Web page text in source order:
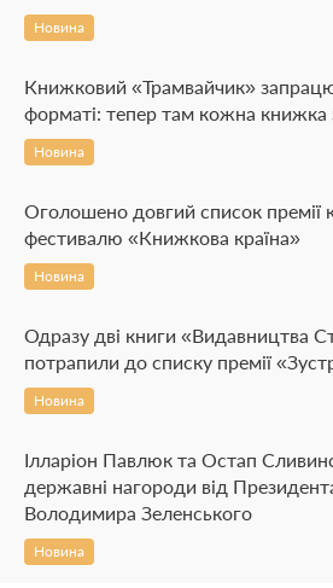
Новина
Книжковий «Трамвайчик»
форматі: тепер там кожна книжка
Новина
Оголошено довгий список премії
фестивалю «Книжкова країна»
Новина
Одразу дві книги «Видавництва
потрапили до списку премії
Новина
Ілларіон Павлюк та Остап
державні нагороди від
Володимира Зеленського
Новина